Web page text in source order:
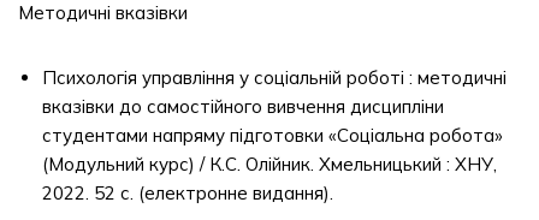
Методичні вказівки
Психологія управління у соціальній роботі : методичні
вказівки до самостійного вивчення дисципліни
студентами напряму підготовки «Соціальна робота»
(Модульний курс) / К.С. Олійник. Хмельницький : ХНУ,
2022. 52 с. (електронне видання).